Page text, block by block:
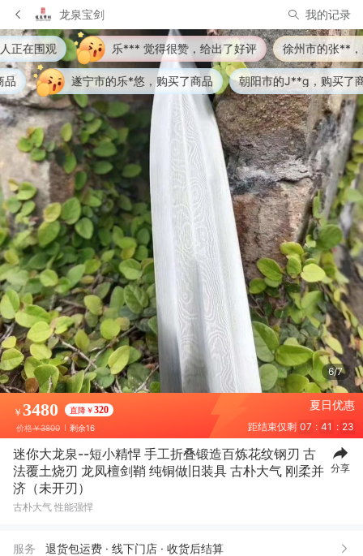
龙泉宝剑 我的记录
乐*悠，购买了商品
乐*** 觉得很赞，给出了好评
朝阳市的J**g，购买了商品
徐州市的张**，购买了商品
沈阳市
新
7/7
￥ 3480 直降￥320
价格￥3800 剩余16
夏日优惠
距结束仅剩 07 : 41 : 22
迷你大龙泉--短小精悍 手工折叠锻造百炼花纹钢刃 古
法覆土烧刃 龙凤檀剑鞘 纯铜做旧装具 古朴大气 刚柔并
济（未开刃）
古朴大气 性能强悍
分享
服务 退货包运费 · 线下门店 · 收货后结算